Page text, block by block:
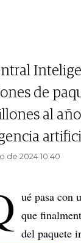
de
al
de 2024 10.40
ué pasa con
que
del paquete